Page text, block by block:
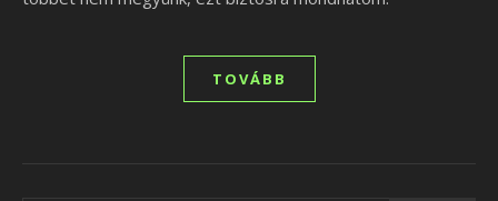
TOVÁBB